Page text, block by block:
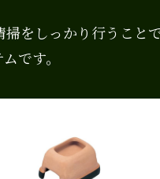
掃をしっかり行うこと
です。